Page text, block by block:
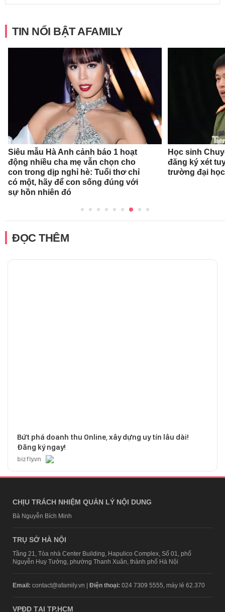
TIN NỔI BẬT AFAMILY
Siêu mẫu Hà Anh cảnh báo 1 hoạt
động nhiều cha mẹ vẫn chọn cho
con trong dịp nghỉ hè: Tuổi thơ chỉ
có một, hãy để con sống đúng với
sự hồn nhiên đó
Học sinh
đăng ký xét
trường đại
ĐỌC THÊM
Bứt phá doanh thu Online, xây dựng uy tín lâu dài!
Đăng ký ngay!
bizfly.vn
CHỊU TRÁCH NHIỆM QUẢN LÝ NỘI DUNG
Bà Nguyễn Bích Minh
TRỤ SỞ HÀ NỘI
Tầng 21, Tòa nhà Center Building, Hapulico Complex, Số 01, phố
Nguyễn Huy Tưởng, phường Thanh Xuân, thành phố Hà Nội
Email: contact@afamily.vn | Điện thoại: 024 7309 5555, máy lẻ 62.370
VPĐD TẠI TP.HCM